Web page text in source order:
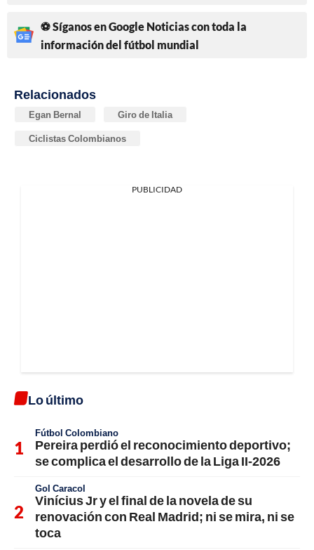
⚽ Síganos en Google Noticias con toda la
información del fútbol mundial
Relacionados
Egan Bernal Giro de Italia
Ciclistas Colombianos
PUBLICIDAD
Lo último
Fútbol Colombiano
Pereira perdió el reconocimiento deportivo;
se complica el desarrollo de la Liga II-2026
Gol Caracol
Vinícius Jr y el final de la novela de su
renovación con Real Madrid; ni se mira, ni se
toca